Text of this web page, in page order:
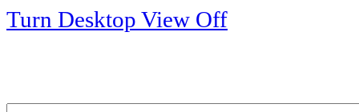
Turn Desktop View Off